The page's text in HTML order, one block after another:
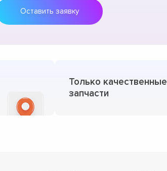
Оставить заявку
Только
запчасти